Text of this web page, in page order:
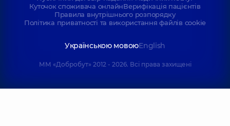
Куточок споживача онлайнВерифікація пацієнтів
Правила внутрішнього розпорядку
Політика приватності та використання файлів cookie
Українською мовоюEnglish
ММ «Добробут» 2012 - 2026. Всі права захищені